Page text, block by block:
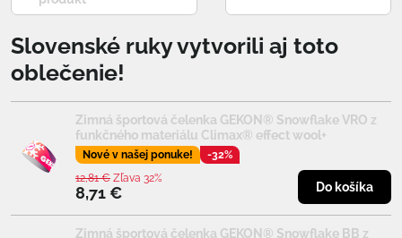
Slovenské ruky vytvorili aj toto
oblečenie!
Zimná športová čelenka GEKON® Snowflake VRO z
funkčného materiálu Climax® effect wool+
Nové v našej ponuke! -32%
8,71 €
12,81 € Zľava 32%
Do košíka
Zimná športová čelenka GEKON® Snowflake BB z